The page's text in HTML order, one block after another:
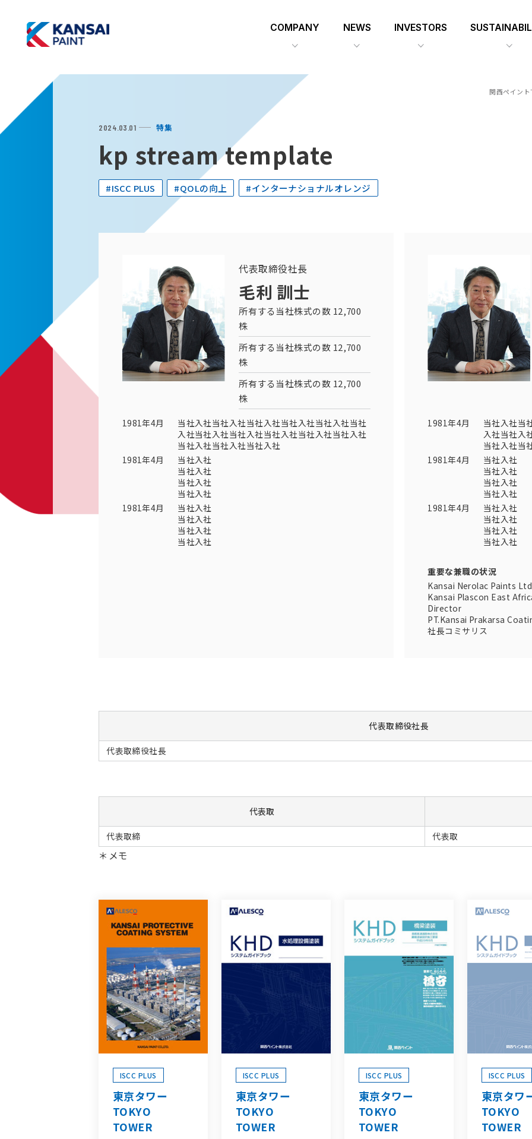
COMPANY NEWS INVESTORS
2024.03.01 特集
kp stream template
#ISCC PLUS #QOLの向上 #インターナショナルオレンジ
代表取締役社長
毛利 訓士
所有する当社株式の数 12,700
株
所有する当社株式の数 12,700
株
所有する当社株式の数 12,700
株
1981年4月
当社入社当社入社当社入社当社入社当社入社当社
入社当社入社当社入社当社入社当社入社当社入社
当社入社当社入社当社入社
1981年4月
当社入社
当社入社
当社入社
当社入社
1981年4月
当社入社
当社入社
当社入社
当社入社
1981年4月
当社入社当
入社当社入
当社入社当
1981年4月
当社入社
当社入社
当社入社
当社入社
1981年4月
当社入社
当社入社
当社入社
当社入社
重要な兼職の状況
Kansai Nerolac Paints
Kansai Plascon East
Director
PT.Kansai Prakarsa
社長コミサリス
代表取締役社長
代表取締役社長
代表取
代表取締 代表取
＊メモ
ISCC PLUS
東京タワー
TOKYO
TOWER
ISCC PLUS
東京タワー
TOKYO
TOWER
ISCC PLUS
東京タワー
TOKYO
TOWER
ISCC PLUS
東京タワ
TOKYO
TOWER
関西ペイン